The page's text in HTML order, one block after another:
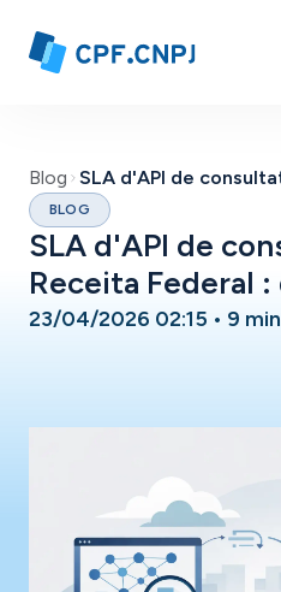
Blog
BLOG
SLA d'API de
Receita Federal
23/04/2026 02:15 • 9